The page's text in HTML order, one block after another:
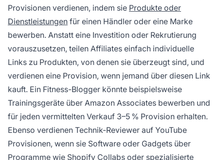
Provisionen verdienen, indem sie Produkte oder
Dienstleistungen für einen Händler oder eine Marke
bewerben. Anstatt eine Investition oder Rekrutierung
vorauszusetzen, teilen Affiliates einfach individuelle
Links zu Produkten, von denen sie überzeugt sind, und
verdienen eine Provision, wenn jemand über diesen Link
kauft. Ein Fitness-Blogger könnte beispielsweise
Trainingsgeräte über Amazon Associates bewerben und
für jeden vermittelten Verkauf 3–5 % Provision erhalten.
Ebenso verdienen Technik-Reviewer auf YouTube
Provisionen, wenn sie Software oder Gadgets über
Programme wie Shopify Collabs oder spezialisierte